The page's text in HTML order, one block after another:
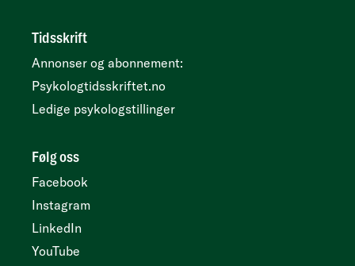
Tidsskrift
Annonser og abonnement:
Psykologtidsskriftet.no
Ledige psykologstillinger
Følg oss
Facebook
Instagram
LinkedIn
YouTube